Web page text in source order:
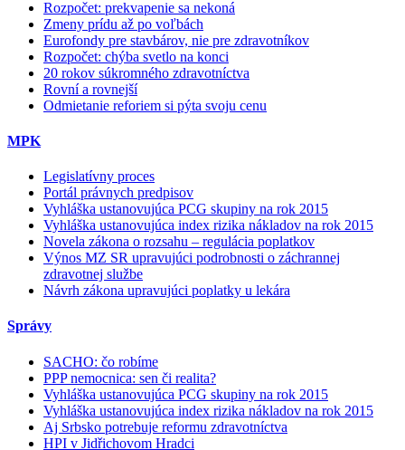
Rozpočet: prekvapenie sa nekoná
Zmeny prídu až po voľbách
Eurofondy pre stavbárov, nie pre zdravotníkov
Rozpočet: chýba svetlo na konci
20 rokov súkromného zdravotníctva
Rovní a rovnejší
Odmietanie reforiem si pýta svoju cenu
MPK
Legislatívny proces
Portál právnych predpisov
Vyhláška ustanovujúca PCG skupiny na rok 2015
Vyhláška ustanovujúca index rizika nákladov na rok 2015
Novela zákona o rozsahu – regulácia poplatkov
Výnos MZ SR upravujúci podrobnosti o záchrannej
zdravotnej službe
Návrh zákona upravujúci poplatky u lekára
Správy
SACHO: čo robíme
PPP nemocnica: sen či realita?
Vyhláška ustanovujúca PCG skupiny na rok 2015
Vyhláška ustanovujúca index rizika nákladov na rok 2015
Aj Srbsko potrebuje reformu zdravotníctva
HPI v Jidřichovom Hradci